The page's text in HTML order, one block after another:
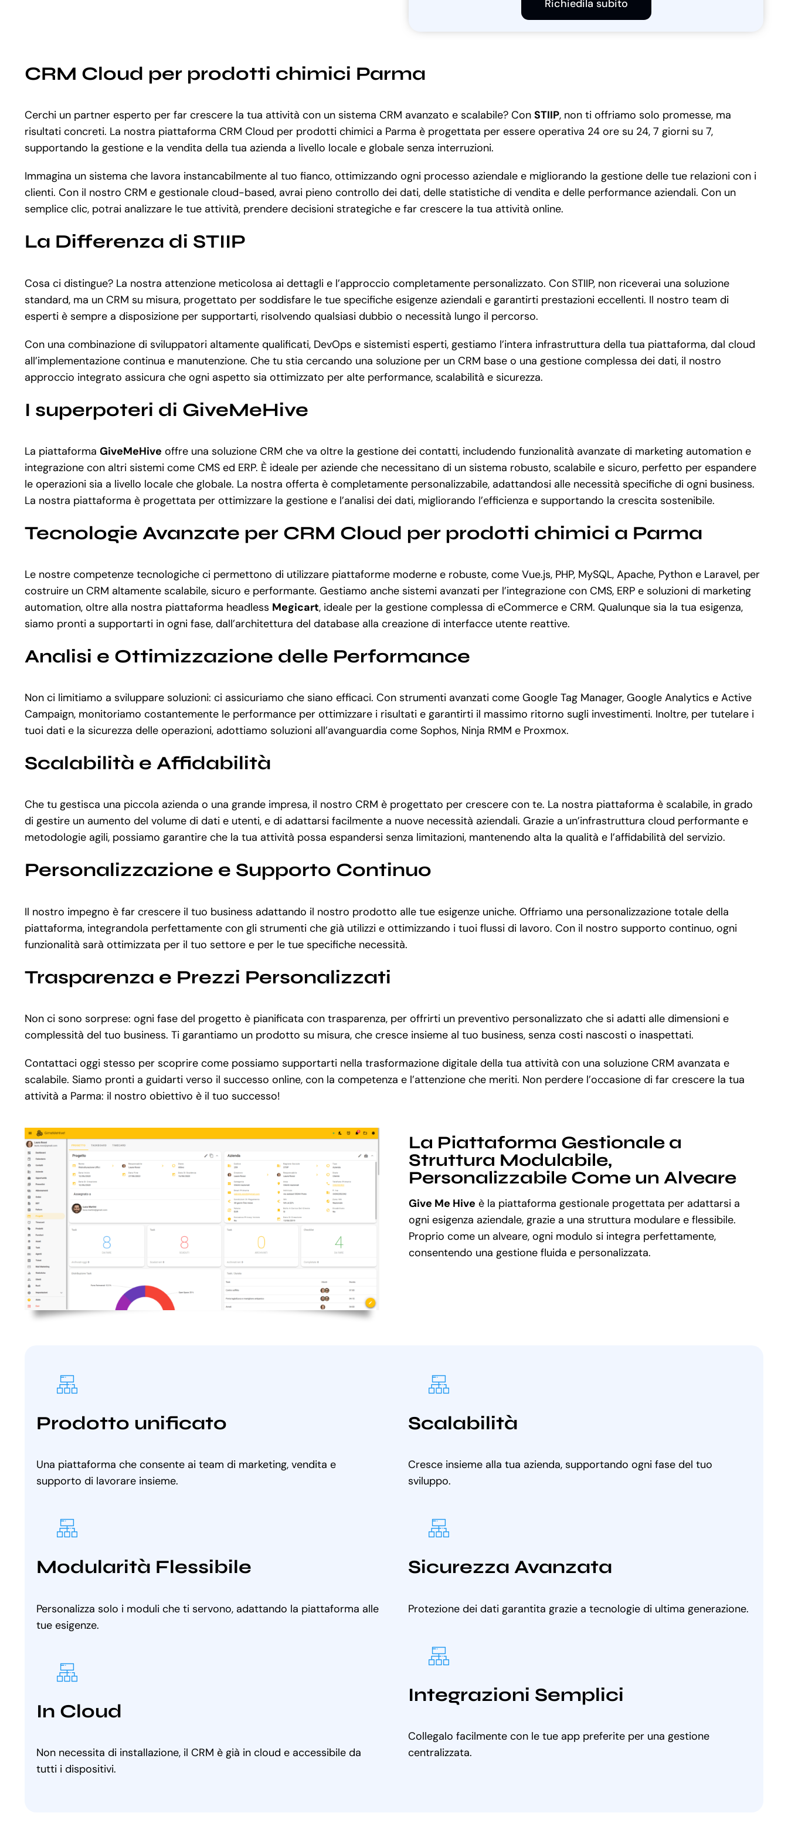
Richiedila subito
CRM Cloud per prodotti chimici Parma
Cerchi un partner esperto per far crescere la tua attività con un sistema CRM avanzato e scalabile? Con STIIP, non ti offriamo solo promesse, ma
risultati concreti. La nostra piattaforma CRM Cloud per prodotti chimici a Parma è progettata per essere operativa 24 ore su 24, 7 giorni su 7,
supportando la gestione e la vendita della tua azienda a livello locale e globale senza interruzioni.
Immagina un sistema che lavora instancabilmente al tuo fianco, ottimizzando ogni processo aziendale e migliorando la gestione delle tue relazioni con i
clienti. Con il nostro CRM e gestionale cloud-based, avrai pieno controllo dei dati, delle statistiche di vendita e delle performance aziendali. Con un
semplice clic, potrai analizzare le tue attività, prendere decisioni strategiche e far crescere la tua attività online.
La Differenza di STIIP
Cosa ci distingue? La nostra attenzione meticolosa ai dettagli e l’approccio completamente personalizzato. Con STIIP, non riceverai una soluzione
standard, ma un CRM su misura, progettato per soddisfare le tue specifiche esigenze aziendali e garantirti prestazioni eccellenti. Il nostro team di
esperti è sempre a disposizione per supportarti, risolvendo qualsiasi dubbio o necessità lungo il percorso.
Con una combinazione di sviluppatori altamente qualificati, DevOps e sistemisti esperti, gestiamo l’intera infrastruttura della tua piattaforma, dal cloud
all’implementazione continua e manutenzione. Che tu stia cercando una soluzione per un CRM base o una gestione complessa dei dati, il nostro
approccio integrato assicura che ogni aspetto sia ottimizzato per alte performance, scalabilità e sicurezza.
I superpoteri di GiveMeHive
La piattaforma GiveMeHive offre una soluzione CRM che va oltre la gestione dei contatti, includendo funzionalità avanzate di marketing automation e
integrazione con altri sistemi come CMS ed ERP. È ideale per aziende che necessitano di un sistema robusto, scalabile e sicuro, perfetto per espandere
le operazioni sia a livello locale che globale. La nostra offerta è completamente personalizzabile, adattandosi alle necessità specifiche di ogni business.
La nostra piattaforma è progettata per ottimizzare la gestione e l’analisi dei dati, migliorando l’efficienza e supportando la crescita sostenibile.
Tecnologie Avanzate per CRM Cloud per prodotti chimici a Parma
Le nostre competenze tecnologiche ci permettono di utilizzare piattaforme moderne e robuste, come Vue.js, PHP, MySQL, Apache, Python e Laravel, per
costruire un CRM altamente scalabile, sicuro e performante. Gestiamo anche sistemi avanzati per l’integrazione con CMS, ERP e soluzioni di marketing
automation, oltre alla nostra piattaforma headless Megicart, ideale per la gestione complessa di eCommerce e CRM. Qualunque sia la tua esigenza,
siamo pronti a supportarti in ogni fase, dall’architettura del database alla creazione di interfacce utente reattive.
Analisi e Ottimizzazione delle Performance
Non ci limitiamo a sviluppare soluzioni: ci assicuriamo che siano efficaci. Con strumenti avanzati come Google Tag Manager, Google Analytics e Active
Campaign, monitoriamo costantemente le performance per ottimizzare i risultati e garantirti il massimo ritorno sugli investimenti. Inoltre, per tutelare i
tuoi dati e la sicurezza delle operazioni, adottiamo soluzioni all’avanguardia come Sophos, Ninja RMM e Proxmox.
Scalabilità e Affidabilità
Che tu gestisca una piccola azienda o una grande impresa, il nostro CRM è progettato per crescere con te. La nostra piattaforma è scalabile, in grado
di gestire un aumento del volume di dati e utenti, e di adattarsi facilmente a nuove necessità aziendali. Grazie a un’infrastruttura cloud performante e
metodologie agili, possiamo garantire che la tua attività possa espandersi senza limitazioni, mantenendo alta la qualità e l’affidabilità del servizio.
Personalizzazione e Supporto Continuo
Il nostro impegno è far crescere il tuo business adattando il nostro prodotto alle tue esigenze uniche. Offriamo una personalizzazione totale della
piattaforma, integrandola perfettamente con gli strumenti che già utilizzi e ottimizzando i tuoi flussi di lavoro. Con il nostro supporto continuo, ogni
funzionalità sarà ottimizzata per il tuo settore e per le tue specifiche necessità.
Trasparenza e Prezzi Personalizzati
Non ci sono sorprese: ogni fase del progetto è pianificata con trasparenza, per offrirti un preventivo personalizzato che si adatti alle dimensioni e
complessità del tuo business. Ti garantiamo un prodotto su misura, che cresce insieme al tuo business, senza costi nascosti o inaspettati.
Contattaci oggi stesso per scoprire come possiamo supportarti nella trasformazione digitale della tua attività con una soluzione CRM avanzata e
scalabile. Siamo pronti a guidarti verso il successo online, con la competenza e l’attenzione che meriti. Non perdere l’occasione di far crescere la tua
attività a Parma: il nostro obiettivo è il tuo successo!
La Piattaforma Gestionale a
Struttura Modulabile,
Personalizzabile Come un Alveare
Give Me Hive è la piattaforma gestionale progettata per adattarsi a
ogni esigenza aziendale, grazie a una struttura modulare e flessibile.
Proprio come un alveare, ogni modulo si integra perfettamente,
consentendo una gestione fluida e personalizzata.
Prodotto unificato
Una piattaforma che consente ai team di marketing, vendita e
supporto di lavorare insieme.
Modularità Flessibile
Personalizza solo i moduli che ti servono, adattando la piattaforma alle
tue esigenze.
In Cloud
Non necessita di installazione, il CRM è già in cloud e accessibile da
tutti i dispositivi.
Scalabilità
Cresce insieme alla tua azienda, supportando ogni fase del tuo
sviluppo.
Sicurezza Avanzata
Protezione dei dati garantita grazie a tecnologie di ultima generazione.
Integrazioni Semplici
Collegalo facilmente con le tue app preferite per una gestione
centralizzata.